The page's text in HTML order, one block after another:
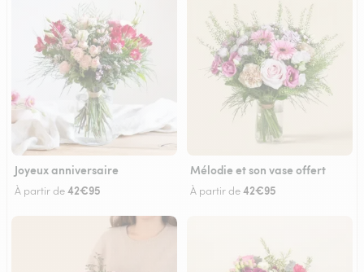
Joyeux anniversaire
À partir de42€95
Mélodie et son vase offert
À partir de42€95